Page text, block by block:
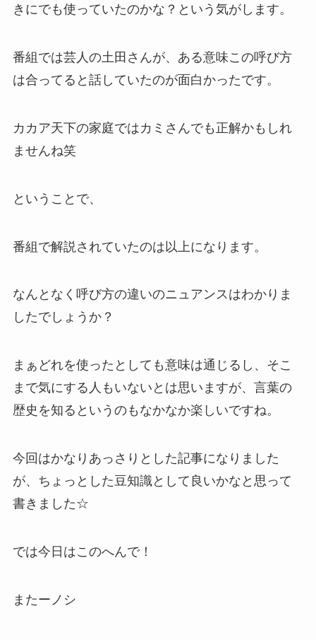
きにでも使っていたのかな？という気がします。
番組では芸人の土田さんが、ある意味この呼び方
は合ってると話していたのが面白かったです。
カカア天下の家庭ではカミさんでも正解かもしれ
ませんね笑
ということで、
番組で解説されていたのは以上になります。
なんとなく呼び方の違いのニュアンスはわかりま
したでしょうか？
まぁどれを使ったとしても意味は通じるし、そこ
まで気にする人もいないとは思いますが、言葉の
歴史を知るというのもなかなか楽しいですね。
今回はかなりあっさりとした記事になりました
が、ちょっとした豆知識として良いかなと思って
書きました☆
では今日はこのへんで！
またーノシ